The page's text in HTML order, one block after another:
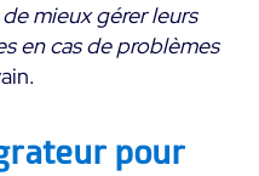
mieux gérer leurs
en cas de problèmes
pour